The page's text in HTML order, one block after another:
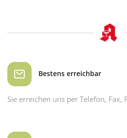
Bestens erreichbar
Sie erreichen uns per Telefon, Fax,